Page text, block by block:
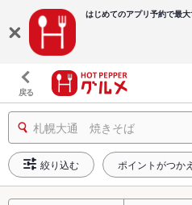
はじめてのアプリ予約で最大
戻る
札幌大通 焼きそば
絞り込む ポイントがつか